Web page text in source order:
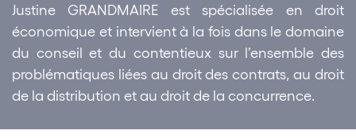
Justine GRANDMAIRE est spécialisée en droit
économique et intervient à la fois dans le domaine
du conseil et du contentieux sur l’ensemble des
problématiques liées au droit des contrats, au droit
de la distribution et au droit de la concurrence.